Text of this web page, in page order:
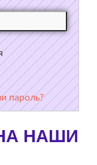
пароль?
НАШИ